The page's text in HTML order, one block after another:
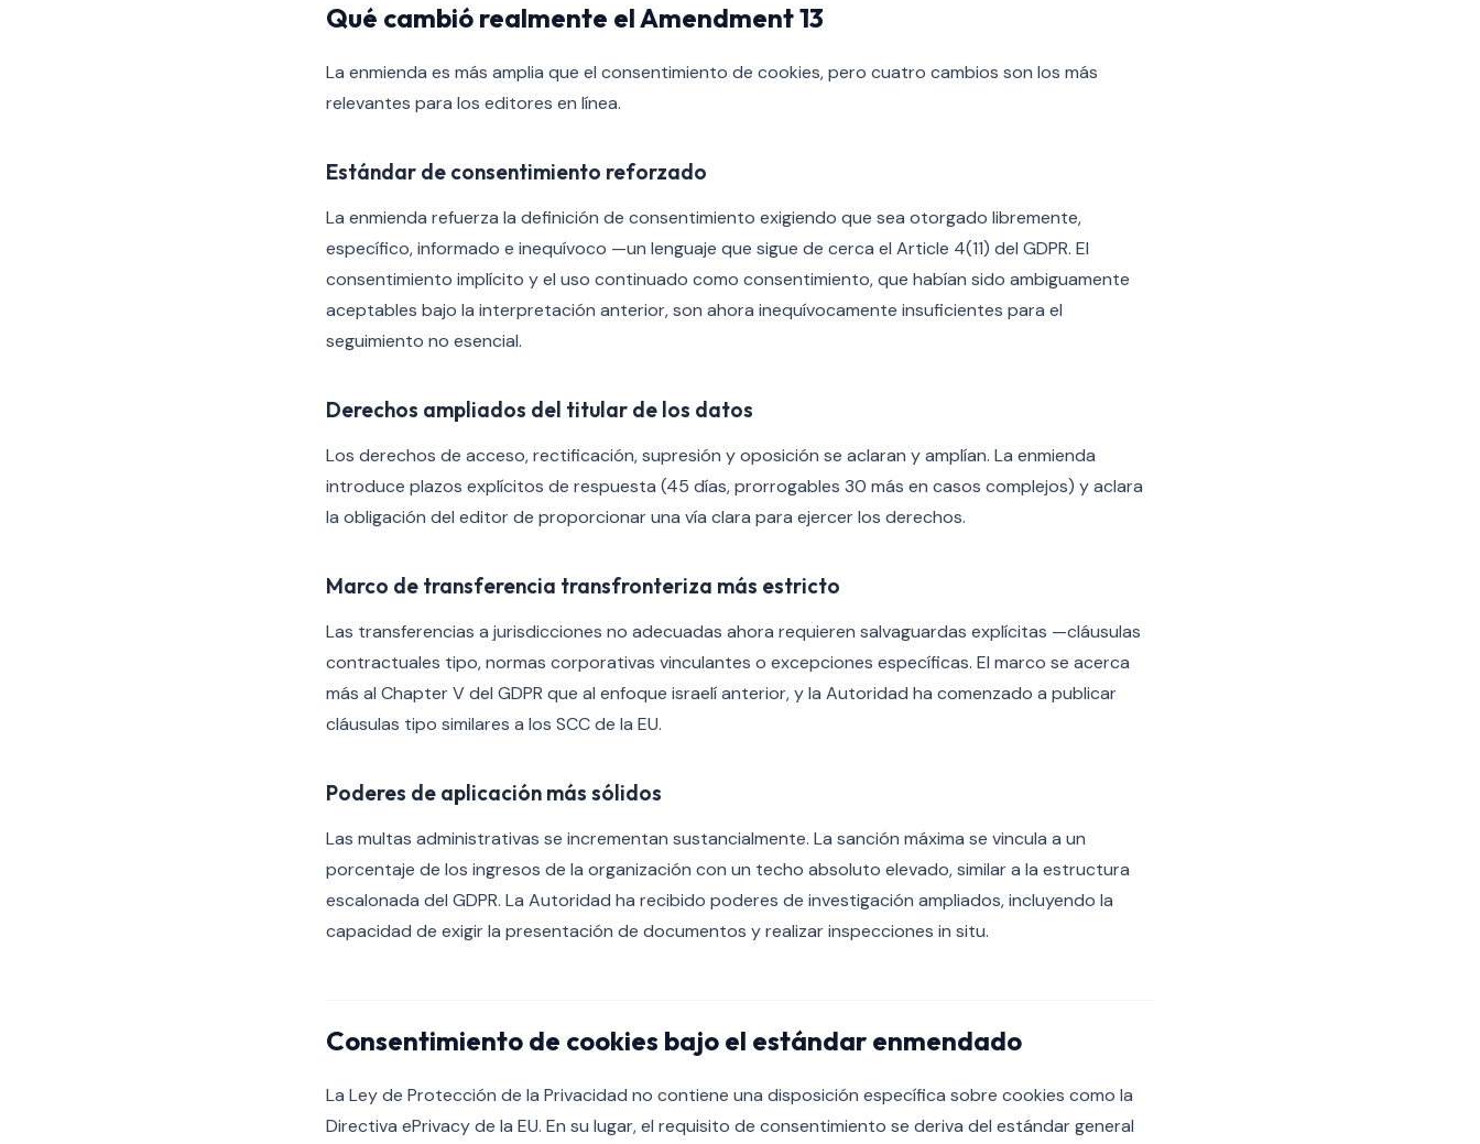
Qué cambió realmente el Amendment 13
La enmienda es más amplia que el consentimiento de cookies, pero cuatro cambios son los más
relevantes para los editores en línea.
Estándar de consentimiento reforzado
La enmienda refuerza la definición de consentimiento exigiendo que sea otorgado libremente,
específico, informado e inequívoco —un lenguaje que sigue de cerca el Article 4(11) del GDPR. El
consentimiento implícito y el uso continuado como consentimiento, que habían sido ambiguamente
aceptables bajo la interpretación anterior, son ahora inequívocamente insuficientes para el
seguimiento no esencial.
Derechos ampliados del titular de los datos
Los derechos de acceso, rectificación, supresión y oposición se aclaran y amplían. La enmienda
introduce plazos explícitos de respuesta (45 días, prorrogables 30 más en casos complejos) y aclara
la obligación del editor de proporcionar una vía clara para ejercer los derechos.
Marco de transferencia transfronteriza más estricto
Las transferencias a jurisdicciones no adecuadas ahora requieren salvaguardas explícitas —cláusulas
contractuales tipo, normas corporativas vinculantes o excepciones específicas. El marco se acerca
más al Chapter V del GDPR que al enfoque israelí anterior, y la Autoridad ha comenzado a publicar
cláusulas tipo similares a los SCC de la EU.
Poderes de aplicación más sólidos
Las multas administrativas se incrementan sustancialmente. La sanción máxima se vincula a un
porcentaje de los ingresos de la organización con un techo absoluto elevado, similar a la estructura
escalonada del GDPR. La Autoridad ha recibido poderes de investigación ampliados, incluyendo la
capacidad de exigir la presentación de documentos y realizar inspecciones in situ.
Consentimiento de cookies bajo el estándar enmendado
La Ley de Protección de la Privacidad no contiene una disposición específica sobre cookies como la
Directiva ePrivacy de la EU. En su lugar, el requisito de consentimiento se deriva del estándar general